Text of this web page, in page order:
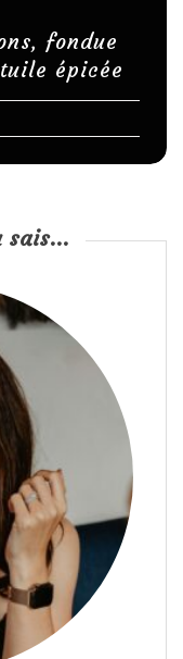
fondue
épicée
sais...